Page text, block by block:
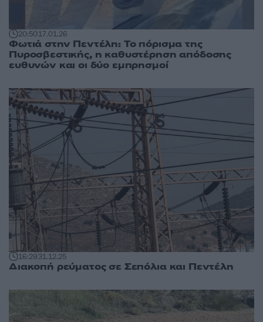
20:5017.01.26
Φωτιά στην Πεντέλη: Το πόρισμα της
Πυροσβεστικής, η καθυστέρηση απόδοσης
ευθυνών και οι δύο εμπρησμοί
16:2931.12.25
Διακοπή ρεύματος σε Σεπόλια και Πεντέλη